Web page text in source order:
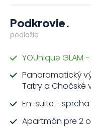
Podkrovie.
podlažie
YOUnique
Panoramatický
Tatry a Chočské
En-suite -
Apartmán pre 2